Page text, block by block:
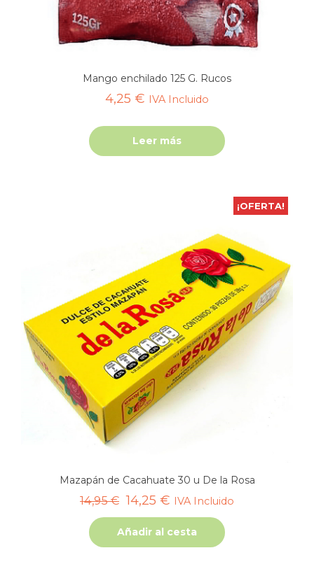
Mango enchilado 125 G. Rucos
4,25 € IVA Incluido
Leer más
¡OFERTA!
Mazapán de Cacahuate 30 u De la Rosa
14,95€ El
precio
original
14,25 € El
precio
actual
IVA Incluido
Añadir al cesta